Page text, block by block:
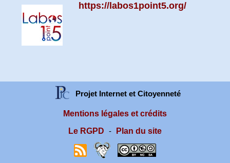
https://labos1point5.org/
Projet Internet et Citoyenneté
Mentions légales et crédits
Le RGPD
- Plan du site